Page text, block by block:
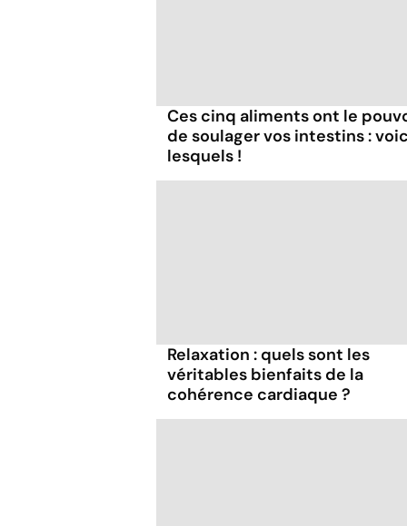
Ces cinq aliments ont le
de soulager vos intestins :
lesquels !
Relaxation : quels sont les
véritables bienfaits de la
cohérence cardiaque ?